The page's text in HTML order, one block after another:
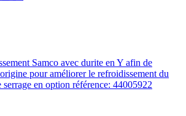
Samco avec durite en Y afin de
pour améliorer le refroidissement du
en option référence: 44005922